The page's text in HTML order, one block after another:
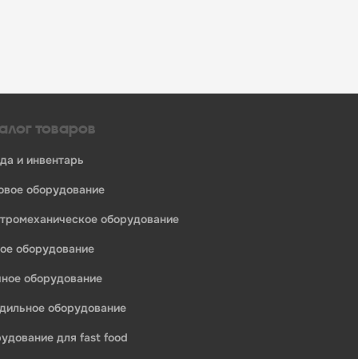
товаров
и инвентарь
оборудование
оборудование
оборудование
оборудование
оборудование
для fast food